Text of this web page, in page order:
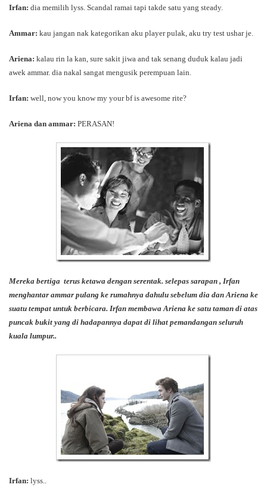
Irfan: dia memilih lyss. Scandal ramai tapi takde satu yang steady.
Ammar: kau jangan nak kategorikan aku player pulak, aku try test ushar je.
Ariena: kalau rin la kan, sure sakit jiwa and tak senang duduk kalau jadi
awek ammar. dia nakal sangat mengusik perempuan lain.
Irfan: well, now you know my your bf is awesome rite?
Ariena dan ammar: PERASAN!
Mereka bertiga terus ketawa dengan serentak. selepas sarapan , Irfan
menghantar ammar pulang ke rumahnya dahulu sebelum dia dan Ariena ke
suatu tempat untuk berbicara. Irfan membawa Ariena ke satu taman di atas
puncak bukit yang di hadapannya dapat di lihat pemandangan seluruh
kuala lumpur..
Irfan: lyss..